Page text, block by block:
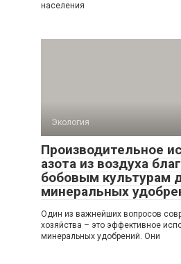
населения
Экология
Производительное
азота из воздуха
бобовым культурам
минеральных
Один из важнейших вопросов
хозяйства – это эффективное
минеральных удобрений. Они